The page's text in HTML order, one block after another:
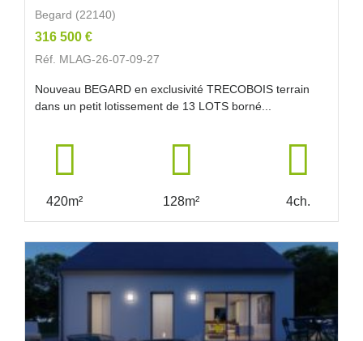
Begard (22140)
316 500 €
Réf. MLAG-26-07-09-27
Nouveau BEGARD en exclusivité TRECOBOIS terrain
dans un petit lotissement de 13 LOTS borné...
420m² 128m² 4ch.